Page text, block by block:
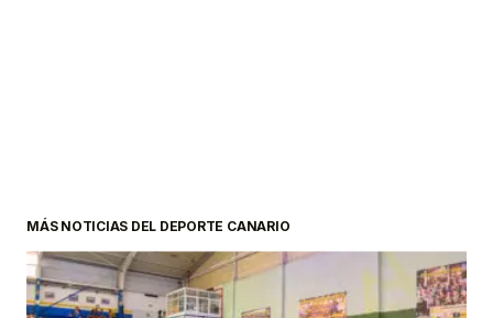
MÁS NOTICIAS DEL DEPORTE CANARIO